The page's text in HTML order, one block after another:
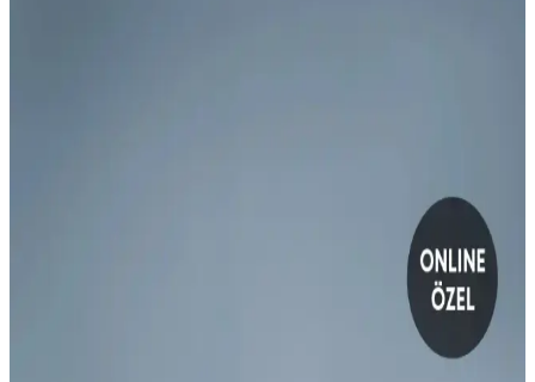
Bu karşılaştırmada Nesco 50x100 tek kişilik yastık ile TeksNil
Home 50x70 boncuk silikon dolgu yastığı arasındaki dolgu tipi,
dolgunluk seviyesi, dış kumaş ve temizleme olanakları karşılaştırılır;
Xpermate TV Yastığı: Boyun Bel ve Sırt Desteğiyle